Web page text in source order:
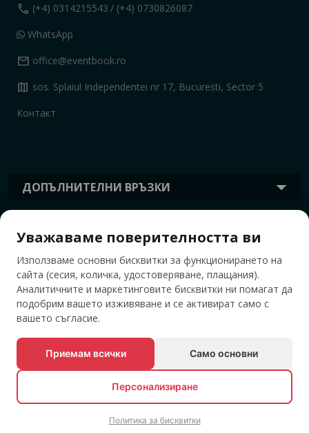
ДОПЪЛНИТЕЛНИ ВРЪЗКИ
ИНФОРМАЦИЯ
call (+4) 0314215543 / (+4) 0730826087
WhatsApp
mail office@eventbook.ro
map sos. Splaiul Independentei nr 17, Bucuresti, Sector 5
Контакт
ТАГОВЕ
© Всички права запазени EVENTBOOK SRL.
Уважаваме поверителността ви
Използваме основни бисквитки за функционирането на
сайта (сесия, количка, удостоверяване, плащания).
Аналитичните и маркетинговите бисквитки ни помагат да
подобрим вашето изживяване и се активират само с
вашето съгласие.
Приемам всички Само основни
Персонализиране
Политика за бисквитки